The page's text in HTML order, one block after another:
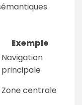
Exemple
Navigation
principale
Zone centrale